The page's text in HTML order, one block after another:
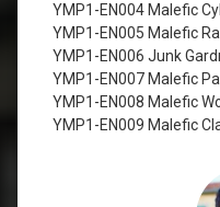
YMP1-EN004 Malefic
YMP1-EN005 Malefic
YMP1-EN006 Junk
YMP1-EN007 Malefic
YMP1-EN008 Malefic
YMP1-EN009 Malefic